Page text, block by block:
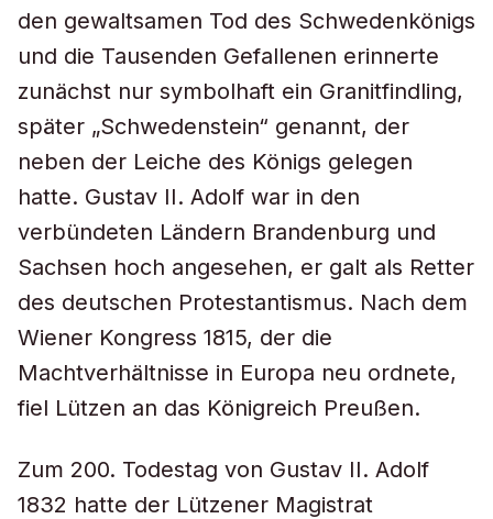
den gewaltsamen Tod des Schwedenkönigs
und die Tausenden Gefallenen erinnerte
zunächst nur symbolhaft ein Granitfindling,
später „Schwedenstein“ genannt, der
neben der Leiche des Königs gelegen
hatte. Gustav II. Adolf war in den
verbündeten Ländern Brandenburg und
Sachsen hoch angesehen, er galt als Retter
des deutschen Protestantismus. Nach dem
Wiener Kongress 1815, der die
Machtverhältnisse in Europa neu ordnete,
fiel Lützen an das Königreich Preußen.
Zum 200. Todestag von Gustav II. Adolf
1832 hatte der Lützener Magistrat